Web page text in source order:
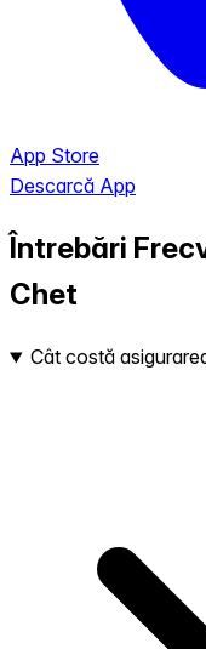
App Store
Descarcă App
Întrebări
Chet
Cât costă